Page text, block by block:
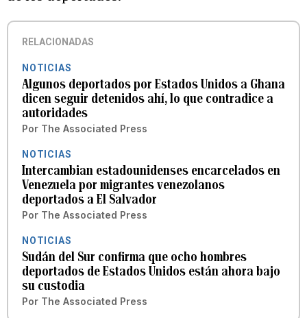
RELACIONADAS
NOTICIAS
Algunos deportados por Estados Unidos a Ghana
dicen seguir detenidos ahí, lo que contradice a
autoridades
Por The Associated Press
NOTICIAS
Intercambian estadounidenses encarcelados en
Venezuela por migrantes venezolanos
deportados a El Salvador
Por The Associated Press
NOTICIAS
Sudán del Sur confirma que ocho hombres
deportados de Estados Unidos están ahora bajo
su custodia
Por The Associated Press